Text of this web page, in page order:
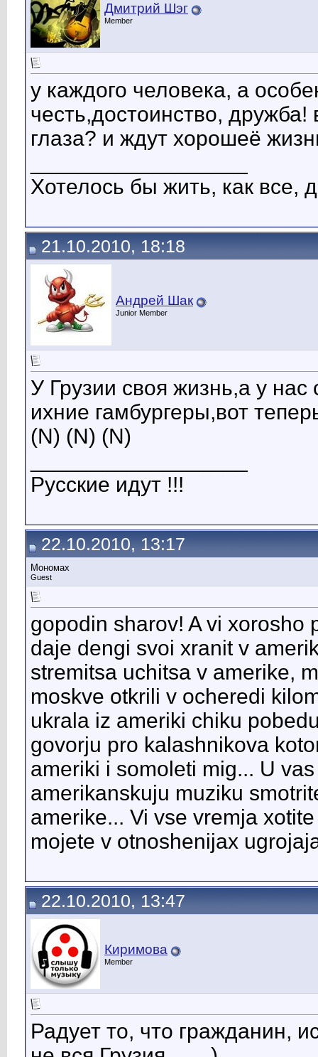
Дмитрий Шэг
Member
у каждого человека, а
честь,достоинство,
глаза? и ждут хорошеё
Хотелось бы жить, как все,
21.10.2010, 18:18
Андрей Шак
Junior Member
У Грузии своя жизнь,а у
ихние гамбургеры,вот
(N) (N) (N)
Русские идут !!!
22.10.2010, 13:17
Мономах
Guest
gopodin sharov! A vi xorosho
daje dengi svoi xranit v
stremitsa uchitsa v amerike,
moskve otkrili v ocheredi
ukrala iz ameriki chiku
govorju pro kalashnikova
ameriki i somoleti mig... U
amerikanskuju muziku
amerike... Vi vse vremja
mojete v otnoshenijax
22.10.2010, 13:47
Киримова
Member
Радует то, что гражданин,